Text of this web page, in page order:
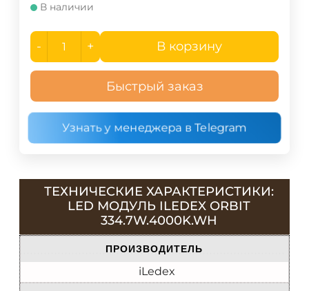
В наличии
- + В корзину
Быстрый заказ
Узнать у менеджера в Telegram
ТЕХНИЧЕСКИЕ ХАРАКТЕРИСТИКИ:
LED МОДУЛЬ ILEDEX ORBIT
334.7W.4000K.WH
ПРОИЗВОДИТЕЛЬ
iLedex